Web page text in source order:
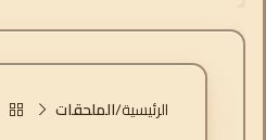
الرئيسية الملحقات